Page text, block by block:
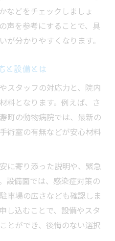
などをチェックしましょ
声を参考にすることで、具
が分かりやすくなります。
と設備とは
スタッフの対応力と、院内
料となります。例えば、さ
町の動物病院では、最新の
術室の有無などが安心材料
に寄り添った説明や、緊急
設備面では、感染症対策の
車場の広さなども確認しま
し込むことで、設備やスタ
とができ、後悔のない選択